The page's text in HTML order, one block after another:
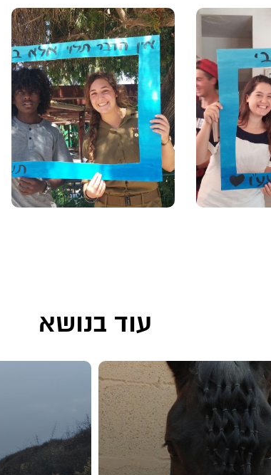
עוד בנושא